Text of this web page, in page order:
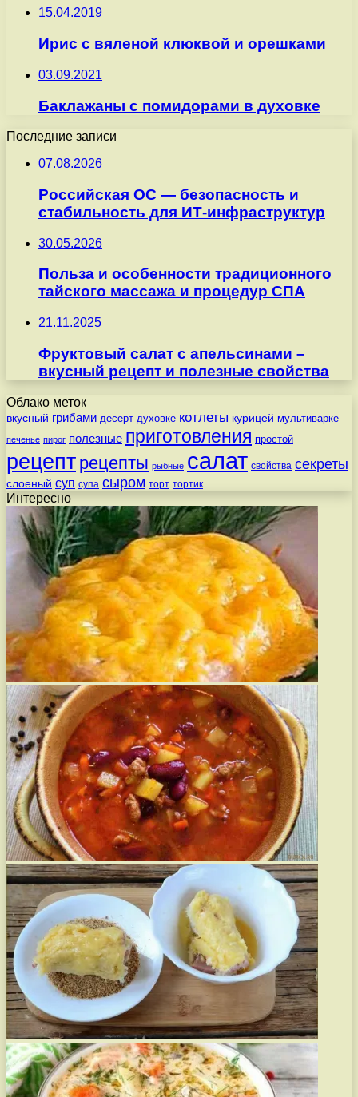
15.04.2019
Ирис с вяленой клюквой и орешками
03.09.2021
Баклажаны с помидорами в духовке
Последние записи
07.08.2026
Российская ОС — безопасность и
стабильность для ИТ-инфраструктур
30.05.2026
Польза и особенности традиционного
тайского массажа и процедур СПА
21.11.2025
Фруктовый салат с апельсинами –
вкусный рецепт и полезные свойства
Облако меток
вкусный грибами десерт духовке котлеты курицей мультиварке
печенье пирог полезные приготовления простой
рецепт рецепты рыбные салат свойства секреты
слоеный суп супа сыром торт тортик
Интересно